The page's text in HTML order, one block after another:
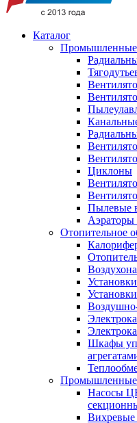
Каталог
Промышленные
Циклоны
Пылевые
Отопительное
Шкафы
Промышленные
Насосы
Вихревые